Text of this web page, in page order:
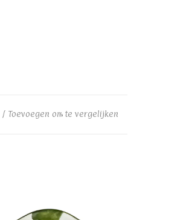
/ Toevoegen om te vergelijken